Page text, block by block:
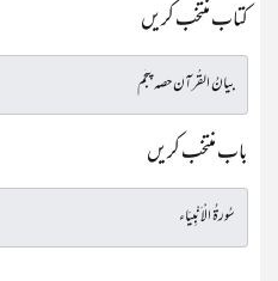
کتاب منتخب کریں
باب منتخب کریں